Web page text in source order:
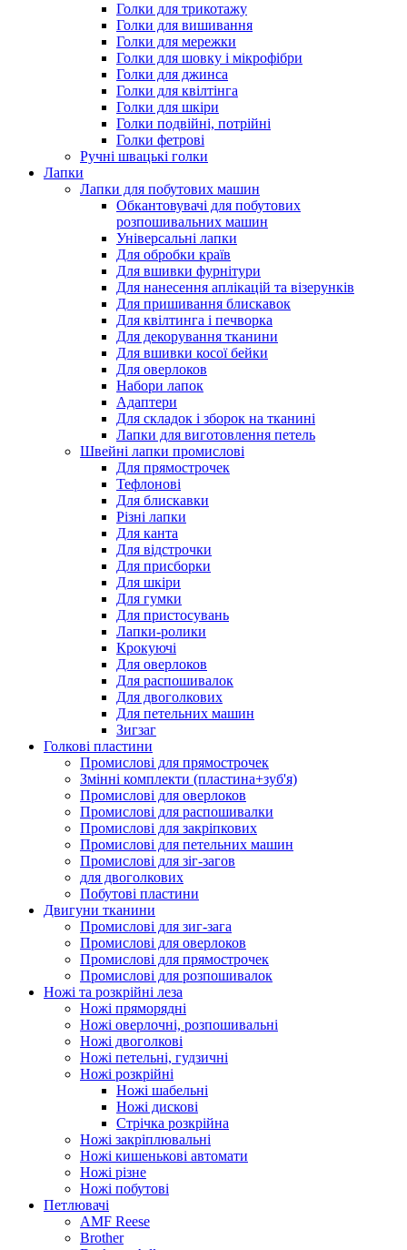
Голки для трикотажу
Голки для вишивання
Голки для мережки
Голки для шовку і мікрофібри
Голки для джинса
Голки для квілтінга
Голки для шкіри
Голки подвійні, потрійні
Голки фетрові
Ручні швацькі голки
Лапки
Лапки для побутових машин
Обкантовувачі для побутових
розпошивальних машин
Універсальні лапки
Для обробки країв
Для вшивки фурнітури
Для нанесення аплікацій та візерунків
Для пришивання блискавок
Для квілтинга і печворка
Для декорування тканини
Для вшивки косої бейки
Для оверлоков
Набори лапок
Адаптери
Для складок і зборок на тканині
Лапки для виготовлення петель
Швейні лапки промислові
Для прямострочек
Тефлонові
Для блискавки
Різні лапки
Для канта
Для відстрочки
Для присборки
Для шкіри
Для гумки
Для пристосувань
Лапки-ролики
Крокуючі
Для оверлоков
Для распошивалок
Для двоголкових
Для петельних машин
Зигзаг
Голкові пластини
Промислові для прямострочек
Змінні комплекти (пластина+зуб'я)
Промислові для оверлоков
Промислові для распошивалки
Промислові для закріпкових
Промислові для петельних машин
Промислові для зіг-загов
для двоголкових
Побутові пластини
Двигуни тканини
Промислові для зиг-зага
Промислові для оверлоков
Промислові для прямострочек
Промислові для розпошивалок
Ножі та розкрійні леза
Ножі пряморядні
Ножі оверлочні, розпошивальні
Ножі двоголкові
Ножі петельні, гудзичні
Ножі розкрійні
Ножі шабельні
Ножі дискові
Стрічка розкрійна
Ножі закріплювальні
Ножі кишенькові автомати
Ножі різне
Ножі побутові
Петлювачі
AMF Reese
Brother